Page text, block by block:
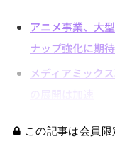
アニメ事業、大
ナップ強化に期待
メディアミック
の展開は加速
この記事は会員